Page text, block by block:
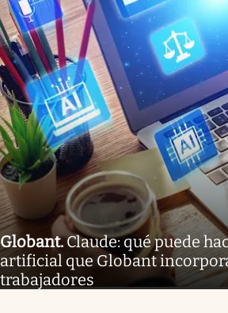
Globant.Claude: qué puede
artificial que Globant
trabajadores